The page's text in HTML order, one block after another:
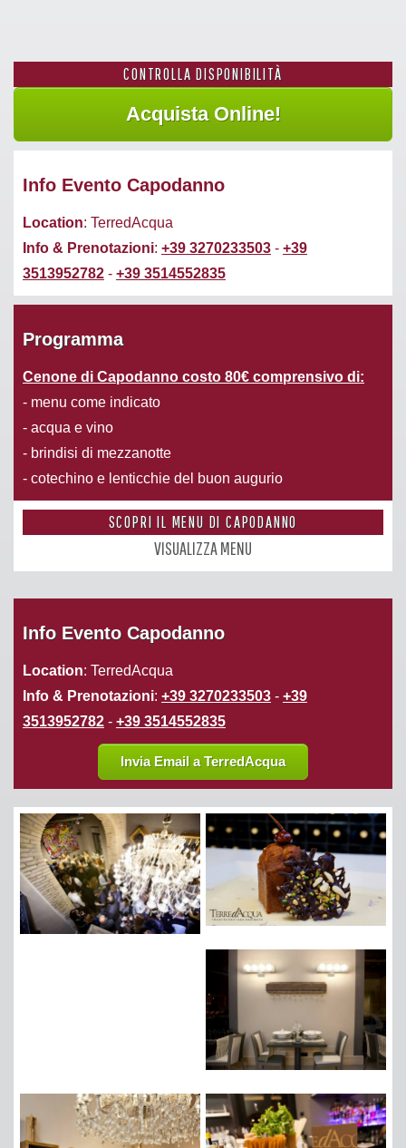
CONTROLLA DISPONIBILITÀ
Info Evento Capodanno
Location: TerredAcqua
Info & Prenotazioni: +39 3270233503 - +39
3513952782 - +39 3514552835
Programma
Cenone di Capodanno costo 80€ comprensivo di:
- menu come indicato
- acqua e vino
- brindisi di mezzanotte
- cotechino e lenticchie del buon augurio
SCOPRI IL MENU DI CAPODANNO
VISUALIZZA MENU
Info Evento Capodanno
Location: TerredAcqua
Info & Prenotazioni: +39 3270233503 - +39
3513952782 - +39 3514552835
Invia Email a TerredAcqua